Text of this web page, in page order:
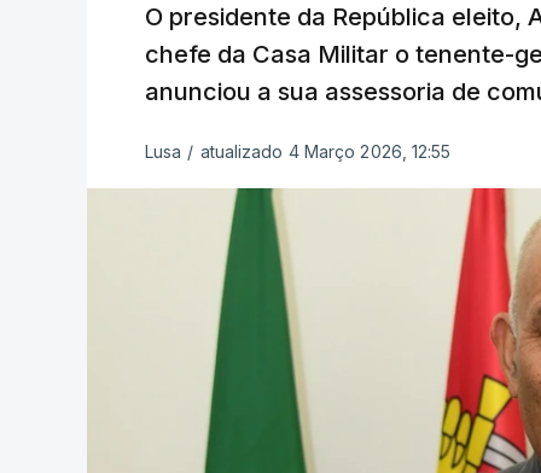
O presidente da República eleito,
chefe da Casa Militar o tenente-
anunciou a sua assessoria de
Lusa / atualizado 4 Março 2026, 12:55